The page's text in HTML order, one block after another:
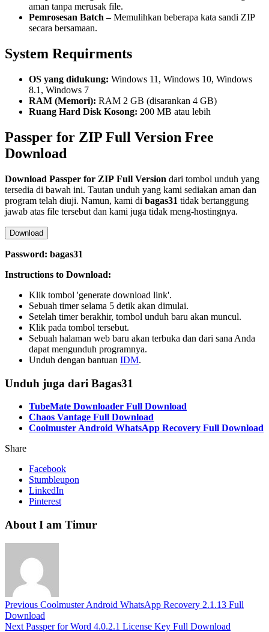
aman tanpa merusak file.
Pemrosesan Batch –Memulihkan beberapa kata sandi ZIP
secara bersamaan.
System Requirments
OS yang didukung: Windows 11, Windows 10, Windows
8.1, Windows 7
RAM (Memori): RAM 2 GB (disarankan 4 GB)
Ruang Hard Disk Kosong: 200 MB atau lebih
Passper for ZIP Full Version Free
Download
Download Passper for ZIP Full Version dari tombol unduh yang
tersedia di bawah ini. Tautan unduh yang kami sediakan aman dan
program telah diuji. Namun, kami di bagas31 tidak bertanggung
jawab atas file tersebut dan kami juga tidak meng-hostingnya.
Download
Password: bagas31
Instructions to Download:
Klik tombol 'generate download link'.
Sebuah timer selama 5 detik akan dimulai.
Setelah timer berakhir, tombol unduh baru akan muncul.
Klik pada tombol tersebut.
Sebuah halaman web baru akan terbuka dan dari sana Anda
dapat mengunduh programnya.
Unduh dengan bantuan IDM.
Unduh juga dari Bagas31
TubeMate Downloader Full Download
Chaos Vantage Full Download
Coolmuster Android WhatsApp Recovery Full Download
Share
Facebook
Stumbleupon
LinkedIn
Pinterest
About I am Timur
Previous Coolmuster Android WhatsApp Recovery 2.1.13 Full
Download
Next Passper for Word 4.0.2.1 License Key Full Download